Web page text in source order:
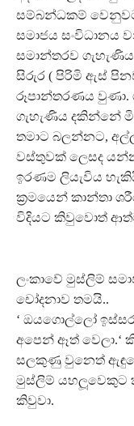
සම්බන්ධකම්
සමාජය සංවිධානය
සමාන්තරව
සිරුර ( පිරිමි ඇස්
රූපාන්තරණය වුණා.
ගැහැණිය දකින්නේ
තමාට බලන්නට,
වස්තුවක් ලෙසද
ඉරණම ලියැවිය
ක‍්‍රමයෙන් කාන්තා
විදියට කිවුවොත්
ලංකාවේ මුස්ලිම්
චෝදනාව තමයි..
‘ ඔයගොල්ලෝ
අපෙන් ඈත් වෙලා.‘
සලකුණු වුනෙත්
මුස්ලිම් යහලූවෙකුට
කිවුවා.